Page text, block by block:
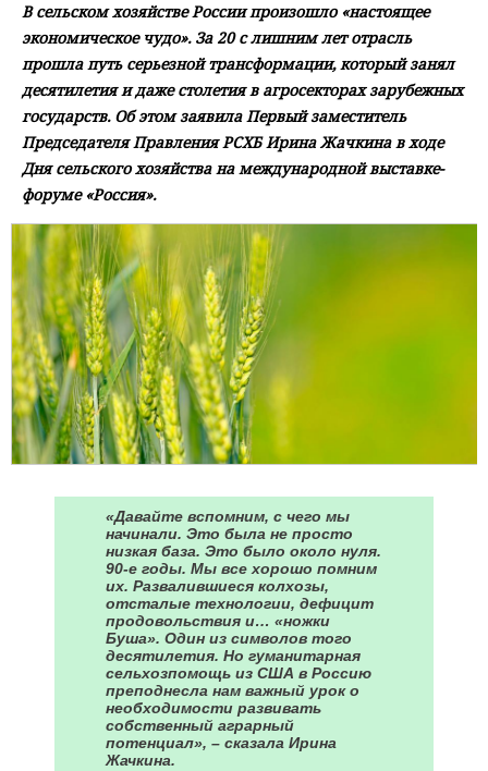
В сельском хозяйстве России произошло «настоящее
экономическое чудо». За 20 с лишним лет отрасль
прошла путь серьезной трансформации, который занял
десятилетия и даже столетия в агросекторах зарубежных
государств. Об этом заявила Первый заместитель
Председателя Правления РСХБ Ирина Жачкина в ходе
Дня сельского хозяйства на международной выставке-
форуме «Россия».
«Давайте вспомним, с чего мы
начинали. Это была не просто
низкая база. Это было около нуля.
90-е годы. Мы все хорошо помним
их. Развалившиеся колхозы,
отсталые технологии, дефицит
продовольствия и… «ножки
Буша». Один из символов того
десятилетия. Но гуманитарная
сельхозпомощь из США в Россию
преподнесла нам важный урок о
необходимости развивать
собственный аграрный
потенциал», – сказала Ирина
Жачкина.